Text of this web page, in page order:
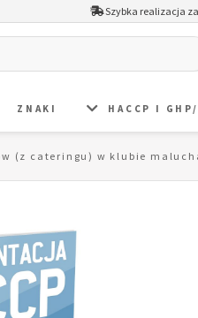
Szybka realizacja
ZNAKI HACCP I GHP/
(z cateringu) w klubie